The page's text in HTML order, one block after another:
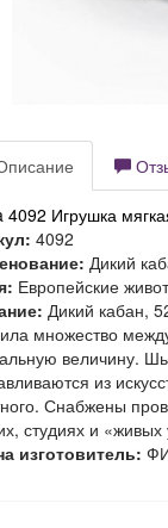
4092 Игрушка
4092
Дикий
Европейские
Дикий кабан,
множество
величину.
из
Снабжены
студиях и «живых
изготовитель: